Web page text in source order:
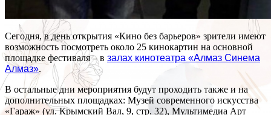
Сегодня, в день открытия «Кино без барьеров» зрители имеют
возможность посмотреть около 25 кинокартин на основной
площадке фестиваля – в залах кинотеатра «Алмаз Синема
Алмаз».
В остальные дни мероприятия будут проходить также и на
дополнительных площадках: Музей современного искусства
«Гараж» (ул. Крымский Вал, 9, стр. 32), Мультимедиа Арт